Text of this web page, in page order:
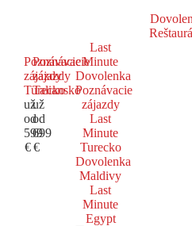
Poznávacie
zájazdy
Turecko
už
od
599
€
Poznávacie
zájazdy
Taliansko
už
od
699
€
Last
Minute
Dovolenka
Poznávacie
zájazdy
Last
Minute
Turecko
Dovolenka
Maldivy
Last
Minute
Egypt